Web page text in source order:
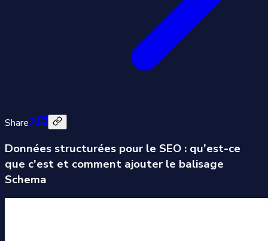
Share
Données structurées pour le SEO : qu'est-ce
que c'est et comment ajouter le balisage
Schema